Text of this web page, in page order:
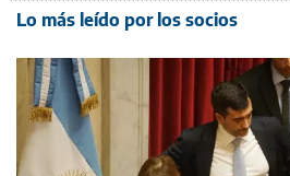
Lo más leído por los socios